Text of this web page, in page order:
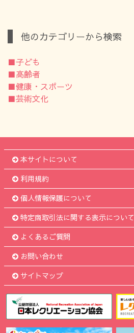
他のカテゴリーから検索
■子ども
■高齢者
■健康・スポーツ
■芸術文化
本サイトについて
利用規約
個人情報保護について
特定商取引法に関する表示について
よくあるご質問
お問い合わせ
サイトマップ